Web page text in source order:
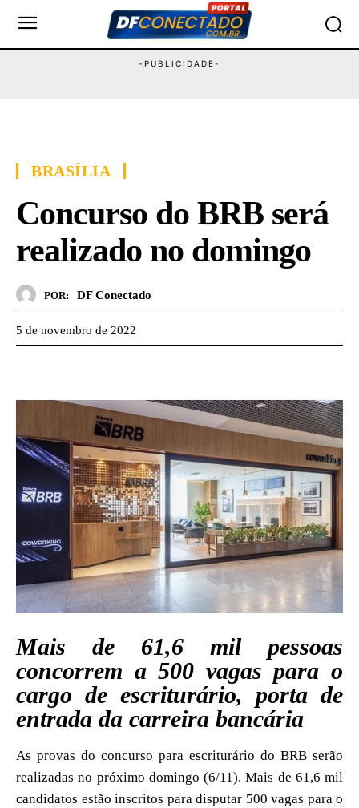
BRASÍLIA
Concurso do BRB será
realizado no domingo
POR: DF Conectado
5 de novembro de 2022
Mais de 61,6 mil pessoas
concorrem a 500 vagas para o
cargo de escriturário, porta de
entrada da carreira bancária
As provas do concurso para escriturário do BRB serão
realizadas no próximo domingo (6/11). Mais de 61,6 mil
candidatos estão inscritos para disputar 500 vagas para o